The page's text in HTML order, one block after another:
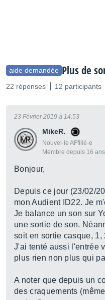
aide demandée Plus de
22 réponses 12 participants
MikeR.
Nouvel·le AFfilié·e
Membre depuis 16 ans
23 Février 2019 à 14:53
Bonjour,
Depuis ce jour (23/02/
mon Audient ID22. Je
Je balance un son sur
une sortie de son.
soit en sortie casque, 1,
J'ai tenté aussi l'entrée
plus rien non plus qui
A noter que depuis un
des craquements